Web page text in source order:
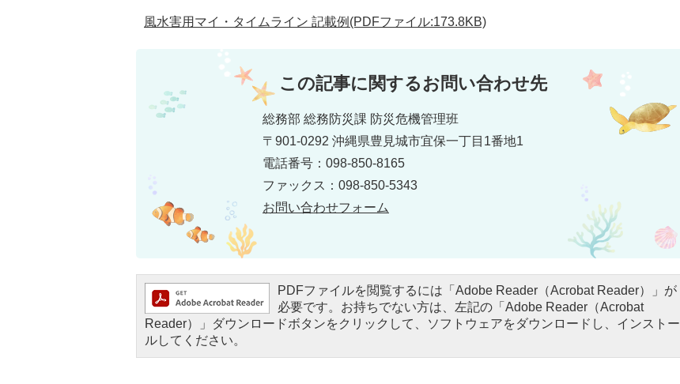
風水害用マイ・タイムライン 記載例(PDFファイル:173.8KB)
この記事に関するお問い合わせ先
総務部 総務防災課 防災危機管理班
〒901-0292 沖縄県豊見城市宜保一丁目1番地1
電話番号：098-850-8165
ファックス：098-850-5343
お問い合わせフォーム
PDFファイルを閲覧するには「Adobe Reader（Acrobat Reader）」が
必要です。お持ちでない方は、左記の「Adobe Reader（Acrobat
Reader）」ダウンロードボタンをクリックして、ソフトウェアをダウンロードし、インストー
ルしてください。